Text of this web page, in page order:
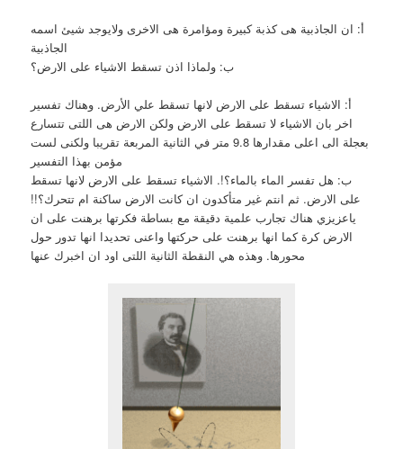
أ: ان الجاذبية هى كذبة كبيرة ومؤامرة هى الاخرى ولايوجد شيئ اسمه
الجاذبية
ب: ولماذا اذن تسقط الاشياء على الارض؟
أ: الاشياء تسقط على الارض لانها تسقط علي الأرض. وهناك تفسير
اخر بان الاشياء لا تسقط على الارض ولكن الارض هى اللتى تتسارع
بعجلة الى اعلى مقدارها 9.8 متر في الثانية المربعة تقريبا ولكنى لست
مؤمن بهذا التفسير
ب: هل تفسر الماء بالماء؟!. الاشياء تسقط على الارض لانها تسقط
على الارض. ثم انتم غير متأكدون ان كانت الارض ساكنة ام تتحرك؟!!
ياعزيزي هناك تجارب علمية دقيقة مع بساطة فكرتها برهنت على ان
الارض كرة كما انها برهنت على حركتها واعنى تحديدا انها تدور حول
محورها. وهذه هي النقطة الثانية اللتى اود ان اخبرك عنها